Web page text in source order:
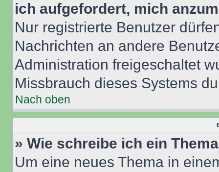
ich aufgefordert, mich
Nur registrierte Benutzer
Nachrichten an andere
Administration freigeschaltet
Missbrauch dieses Systems
Nach oben
» Wie schreibe ich ein
Um eine neues Thema in